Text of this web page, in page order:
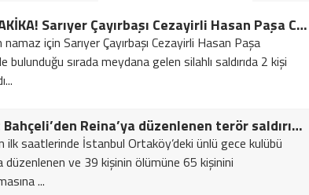
SON DAKİKA! Sarıyer Çayırbaşı Cezayirli Hasan Paşa Camii’nde silahlı saldırı: 2 yaralı
için Sarıyer Çayırbaşı Cezayirli Hasan Paşa
bulunduğu sırada meydana gelen silahlı saldırıda 2 kişi
Devlet Bahçeli’den Reina’ya düzenlenen terör saldırısına ilişkin açıklama
ilk saatlerinde İstanbul Ortaköy’deki ünlü gece kulübü
düzenlenen ve 39 kişinin ölümüne 65 kişinini
...